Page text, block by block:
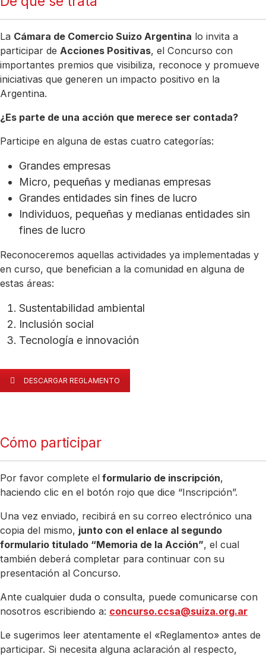
La Cámara de Comercio Suizo Argentina lo invita a
participar de Acciones Positivas, el Concurso con
importantes premios que visibiliza, reconoce y promueve
iniciativas que generen un impacto positivo en la
Argentina.
¿Es parte de una acción que merece ser contada?
Participe en alguna de estas cuatro categorías:
Grandes empresas
Micro, pequeñas y medianas empresas
Grandes entidades sin fines de lucro
Individuos, pequeñas y medianas entidades sin
fines de lucro
Reconoceremos aquellas actividades ya implementadas y
en curso, que benefician a la comunidad en alguna de
estas áreas:
Sustentabilidad ambiental
Inclusión social
Tecnología e innovación
DESCARGAR REGLAMENTO
Cómo participar
Por favor complete el formulario de inscripción,
haciendo clic en el botón rojo que dice “Inscripción”.
Una vez enviado, recibirá en su correo electrónico una
copia del mismo, junto con el enlace al segundo
formulario titulado “Memoria de la Acción”, el cual
también deberá completar para continuar con su
presentación al Concurso.
Ante cualquier duda o consulta, puede comunicarse con
nosotros escribiendo a: concurso.ccsa@suiza.org.ar
Le sugerimos leer atentamente el «Reglamento» antes de
participar. Si necesita alguna aclaración al respecto,